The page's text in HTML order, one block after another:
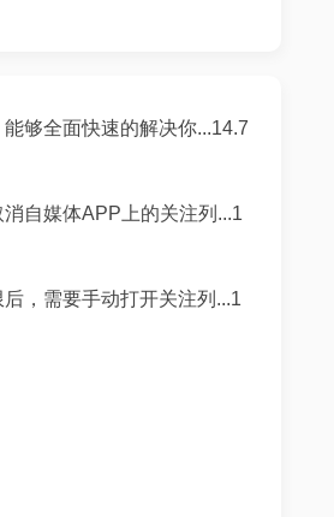
够全面快速的解决你...14.7
自媒体APP上的关注列...1
，需要手动打开关注列...1